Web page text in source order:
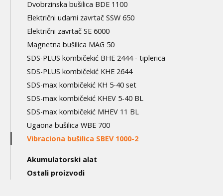
Dvobrzinska bušilica BDE 1100
Električni udarni zavrtač SSW 650
Električni zavrtač SE 6000
Magnetna bušilica MAG 50
SDS-PLUS kombičekić BHE 2444 - tiplerica
SDS-PLUS kombičekić KHE 2644
SDS-max kombičekić KH 5-40 set
SDS-max kombičekić KHEV 5-40 BL
SDS-max kombičekić MHEV 11 BL
Ugaona bušilica WBE 700
Vibraciona bušilica SBEV 1000-2
Akumulatorski alat
Ostali proizvodi